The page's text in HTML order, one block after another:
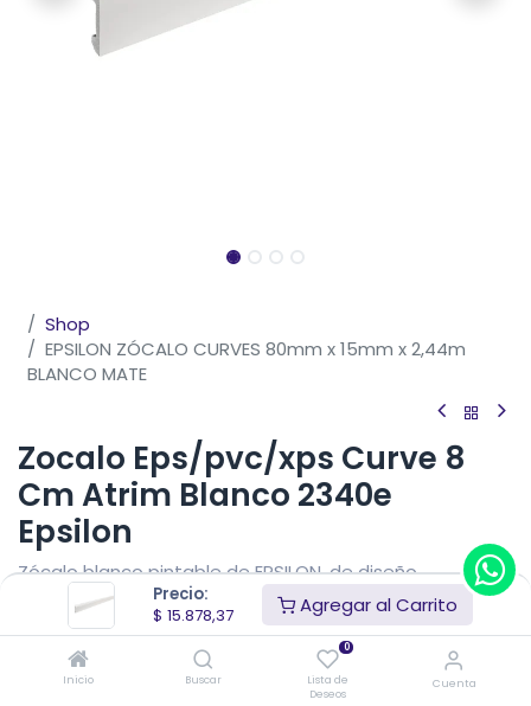
Precio:
$ 15.878,37 Agregar al Carrito
Inicio Buscar
0
Lista de
Deseos
Cuenta
Shop
EPSILON ZÓCALO CURVES 80mm x 15mm x 2,44m
BLANCO MATE
Zocalo Eps/pvc/xps Curve 8
Cm Atrim Blanco 2340e
Epsilon
Zócalo blanco pintable de EPSILON, de diseño
tradicional que otorga una visual continua a la unión
con la pared.
15.878,37 18.680,44 IVA Incluido (15% OFF)
15.438,38